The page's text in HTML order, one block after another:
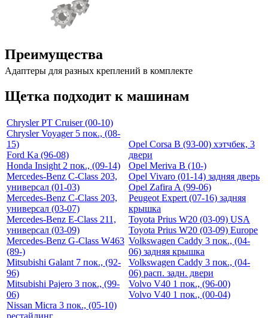
Преимущества
Адаптеры для разных креплений в комплекте
Щетка подходит к машинам
Chrysler PT Cruiser (00-10)
Chrysler Voyager 5 пок., (08-
15)
Ford Ka (96-08)
Honda Insight 2 пок., (09-14)
Mercedes-Benz C-Class 203,
универсал (01-03)
Mercedes-Benz C-Class 203,
универсал (03-07)
Mercedes-Benz E-Class 211,
универсал (03-09)
Mercedes-Benz G-Class W463
(89-)
Mitsubishi Galant 7 пок., (92-
96)
Mitsubishi Pajero 3 пок., (99-
06)
Nissan Micra 3 пок., (05-10)
Opel Corsa B (93-00) хэтчбек, 3
двери
Opel Meriva B (10-)
Opel Vivaro (01-14) задняя дверь
Opel Zafira A (99-06)
Peugeot Expert (07-16) задняя
крышка
Toyota Prius W20 (03-09) USA
Toyota Prius W20 (03-09) Europe
Volkswagen Caddy 3 пок., (04-
06) задняя крышка
Volkswagen Caddy 3 пок., (04-
06) расп. задн. двери
Volvo V40 1 пок., (96-00)
Volvo V40 1 пок., (00-04)